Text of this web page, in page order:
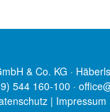
& Co. KG ·
544 160-100 ·
| Impressum